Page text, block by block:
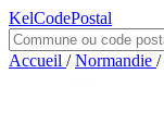
KelCodePostal
Accueil / Normandie /